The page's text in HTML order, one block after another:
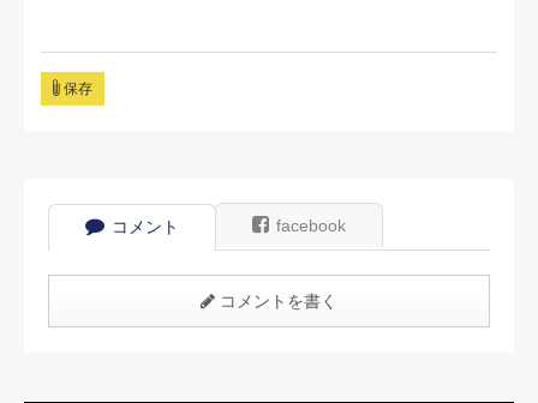
保存
コメント facebook
コメントを書く